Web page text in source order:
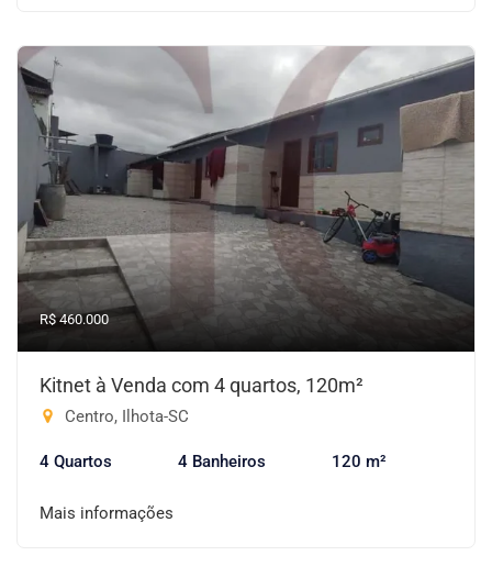
R$ 460.000
Kitnet à Venda com 4 quartos, 120m²
Centro, Ilhota-SC
4 Quartos 4 Banheiros 120 m²
Mais informações